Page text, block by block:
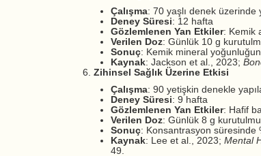
Çalışma: 70 yaşlı denek üzerinde
Deney Süresi: 12 hafta
Gözlemlenen Yan Etkiler: Kemik
Verilen Doz: Günlük 10 g
Sonuç: Kemik mineral
Kaynak: Jackson et al., 2023;
Zihinsel Sağlık Üzerine Etkisi
Çalışma: 90 yetişkin denekle
Deney Süresi: 9 hafta
Gözlemlenen Yan Etkiler: Hafif
Verilen Doz: Günlük 8 g
Sonuç: Konsantrasyon süresinde
Kaynak: Lee et al., 2023; Mental
49.